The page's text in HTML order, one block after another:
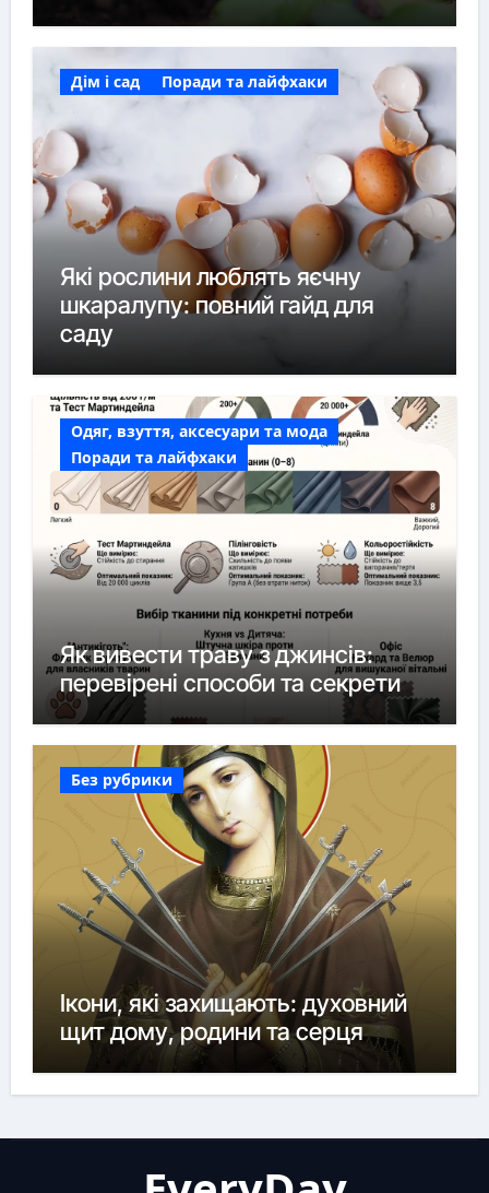
Дім і сад Поради та лайфхаки
Які рослини люблять яєчну
шкаралупу: повний гайд для
саду
Одяг, взуття, аксесуари та мода
Поради та лайфхаки
Як вивести траву з джинсів:
перевірені способи та секрети
Без рубрики
Ікони, які захищають: духовний
щит дому, родини та серця